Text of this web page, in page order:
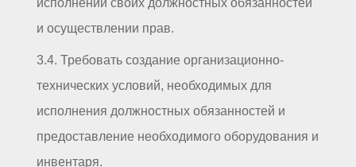
и осуществлении прав.
3.4. Требовать создание организационно-
технических условий, необходимых для
исполнения должностных обязанностей и
предоставление необходимого оборудования и
инвентаря.